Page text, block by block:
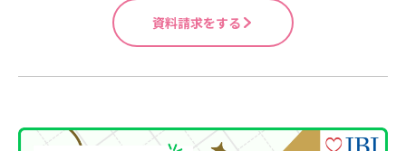
資料請求をする